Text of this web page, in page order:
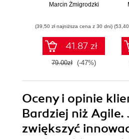
Marcin Żmigrodzki
(39,50 zł najniższa cena z 30 dni)
41.87 zł
79.00zł (-47%)
Oceny i opinie
Bardziej niż Agile.
zwiększyć